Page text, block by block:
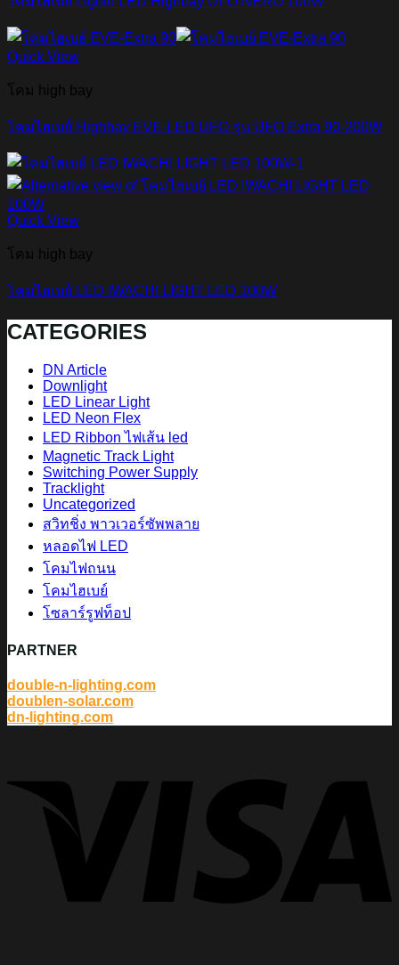
Quick View
โคม high bay
โคมไฮเบย์ Highbay EVE-LED UFO รุ่น UFO Extra 90-200W
Quick View
โคม high bay
โคมไฮเบย์ LED IWACHI LIGHT LED 100W
CATEGORIES
DN Article
Downlight
LED Linear Light
LED Neon Flex
LED Ribbon ไฟเส้น led
Magnetic Track Light
Switching Power Supply
Tracklight
Uncategorized
สวิทชิ่ง พาวเวอร์ซัพพลาย
หลอดไฟ LED
โคมไฟถนน
โคมไฮเบย์
โซลาร์รูฟท็อป
PARTNER
double-n-lighting.com
doublen-solar.com
dn-lighting.com